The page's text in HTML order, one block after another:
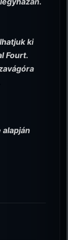
ki
Fourt.
alapján